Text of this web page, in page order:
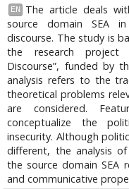
EN
The article deals
source domain SEA
discourse. The study is
the research project
Discourse”, funded by
analysis refers to the
theoretical problems
are considered.
conceptualize the
insecurity. Although
different, the analysis
the source domain SEA
and communicative